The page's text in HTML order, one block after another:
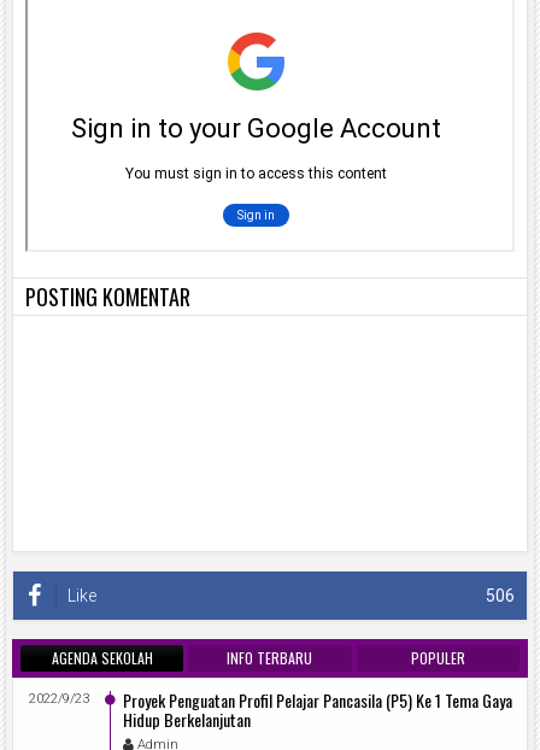
POSTING KOMENTAR
506
Like
AGENDA SEKOLAH INFO TERBARU POPULER
Proyek Penguatan Profil Pelajar Pancasila (P5) Ke 1 Tema Gaya
Hidup Berkelanjutan
Admin
2022/9/23